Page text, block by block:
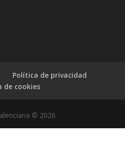
Política de privacidad
de cookies
© 2026